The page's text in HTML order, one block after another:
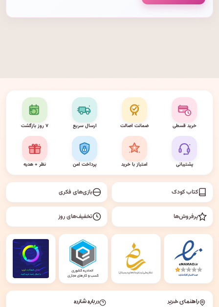
خرید قسطی ضمانت اصالت ارسال سریع ۷ روز بازگشت
پشتیبانی امتیاز با خرید پرداخت امن نظر + هدیه
کتاب کودک بازی‌های فکری
پرفروش‌ها تخفیف‌های روز
راهنمای خرید درباره شازده